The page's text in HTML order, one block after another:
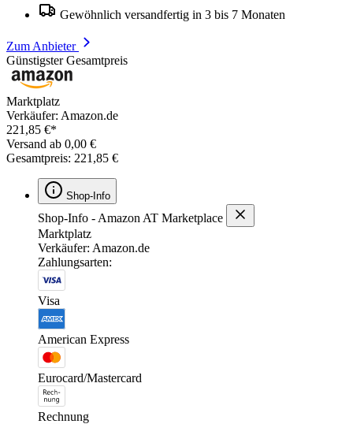
Gewöhnlich versandfertig in 3 bis 7 Monaten
Zum Anbieter
Günstigster Gesamtpreis
Marktplatz
Verkäufer: Amazon.de
221,85 €*
Versand ab 0,00 €
Gesamtpreis: 221,85 €
Shop-Info
Shop-Info - Amazon AT Marketplace
Marktplatz
Verkäufer: Amazon.de
Zahlungsarten:
Visa
American Express
Eurocard/Mastercard
Rechnung